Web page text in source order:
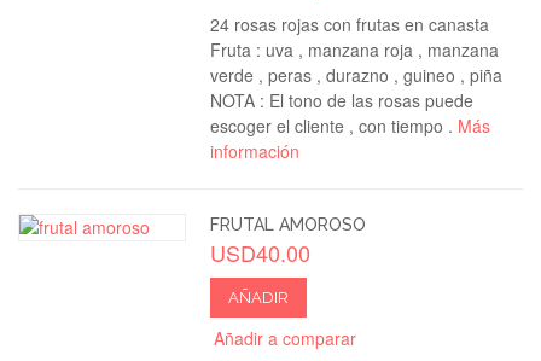
24 rosas rojas con frutas en canasta
Fruta : uva , manzana roja , manzana
verde , peras , durazno , guineo , piña
NOTA : El tono de las rosas puede
escoger el cliente , con tiempo . Más
información
FRUTAL AMOROSO
USD40.00
AÑADIR
Añadir a comparar